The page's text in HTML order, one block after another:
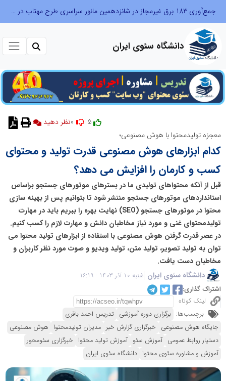
جمع‌آوری 183 برق غیرمجاز در شانزدهمین مانور سراسری طرح مهتاب در استان تهران
دانشگاه سئوی ایران
5 |
نظر دهید
معجزه تولیدمحتوا با هوش مصنوعی؛
کدام ابزارهای هوش مصنوعی قدرت تولید و محتوای
کسب و کارمان را افزایش می دهد؟
قبل از آنکه محتواهای تولیدی ما در بسترهای موتورهای جستجو براساس
استانداردهای موتورهای جستجو منتشر شود تا بتوانیم پس از بهینه سازی
محتوا در موتورهای جستجو (SEO) نهایت بهره را ببریم باید در مهارت
تولیدمحتوای غنی و مورد نیاز مخاطبان دانش و مهارت لازم را کسب کنیم.
در عصر قدرت گرفتن هوش مصنوعی با استفاده از ابزارهای تولید محتوا می
توان به تولید تصویر، تولید متن، تولید ویدیو و صوت مورد نظر کاربران و
مخاطبان دست یافت.
دانشگاه سئوی ایران شنبه 10 آذر 1403 - 16:19
اشتراک گذاری:
لینک کوتاه
برچسب‌ها: برگزاری دوره آموزشی تدریس احمد باقری
جایگاه هوش مصنوعی خبرگزاری گزارش خبر مدیران تولیدمحتوا هوش مصنوعی
دستیار روابط عمومی آموزش سئو آموزش تولید محتوا خبرگزاری سئومحور
آموزش و مشاوره سئوی محتوا دانشگاه سئوی ایران